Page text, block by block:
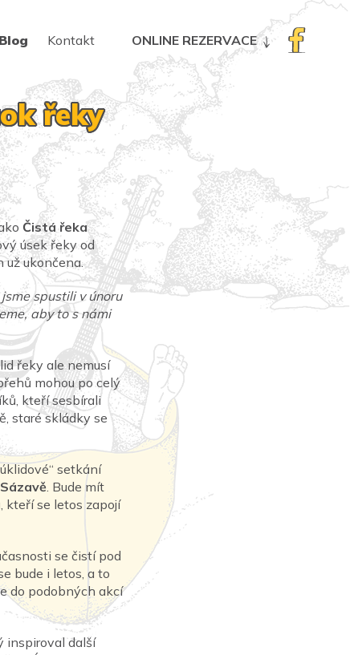
Blog Kontakt ONLINE REZERVACE
řeky
Čistá řeka
úsek řeky od
už ukončena.
spustili v únoru
aby to s námi
řeky ale nemusí
mohou po celý
kteří sesbírali
staré skládky se
setkání
. Bude mít
kteří se letos zapojí
se čistí pod
bude i letos, a to
do podobných akcí
inspiroval další